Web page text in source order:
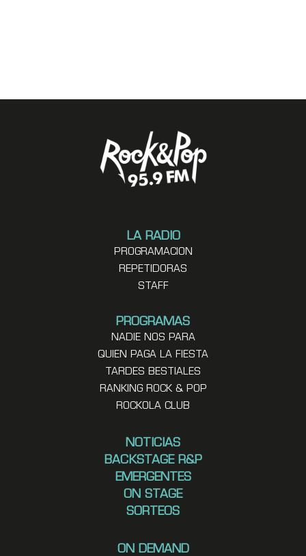
LA RADIO
PROGRAMACION
REPETIDORAS
STAFF
PROGRAMAS
NADIE NOS PARA
QUIEN PAGA LA FIESTA
TARDES BESTIALES
RANKING ROCK & POP
ROCKOLA CLUB
NOTICIAS
BACKSTAGE R&P
EMERGENTES
ON STAGE
SORTEOS
ON DEMAND